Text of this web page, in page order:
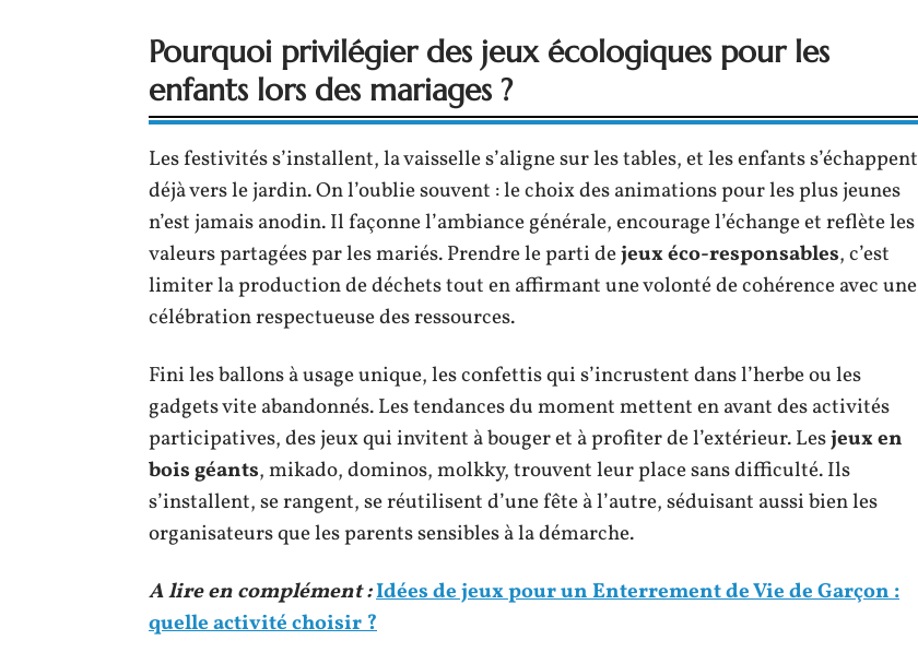
Pourquoi privilégier des jeux écologiques pour les
enfants lors des mariages ?
Les festivités s’installent, la vaisselle s’aligne sur les tables, et les enfants s’échappent
déjà vers le jardin. On l’oublie souvent : le choix des animations pour les plus jeunes
n’est jamais anodin. Il façonne l’ambiance générale, encourage l’échange et reflète les
valeurs partagées par les mariés. Prendre le parti dejeux éco-responsables, c’est
limiter la production de déchets tout en affirmant une volonté de cohérence avec une
célébration respectueuse des ressources.
Fini les ballons à usage unique, les confettis qui s’incrustent dans l’herbe ou les
gadgets vite abandonnés. Les tendances du moment mettent en avant des activités
participatives, des jeux qui invitent à bouger et à profiter de l’extérieur. Lesjeux en
bois géants, mikado, dominos, molkky, trouvent leur place sans difficulté. Ils
s’installent, se rangent, se réutilisent d’une fête à l’autre, séduisant aussi bien les
organisateurs que les parents sensibles à la démarche.
A lire en complément :Idées de jeux pour un Enterrement de Vie de Garçon :
quelle activité choisir ?